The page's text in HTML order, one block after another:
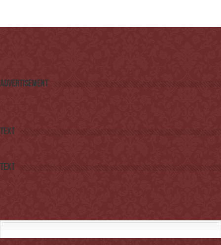
Advertisement
Text
Text